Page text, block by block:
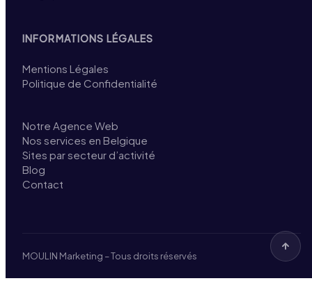
INFORMATIONS LÉGALES
Mentions Légales
Politique de Confidentialité
Notre Agence Web
Nos services en Belgique
Sites par secteur d’activité
Blog
Contact
MOULIN Marketing – Tous droits réservés